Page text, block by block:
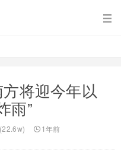
将迎今年以
雨”
(22.6w) 1年前